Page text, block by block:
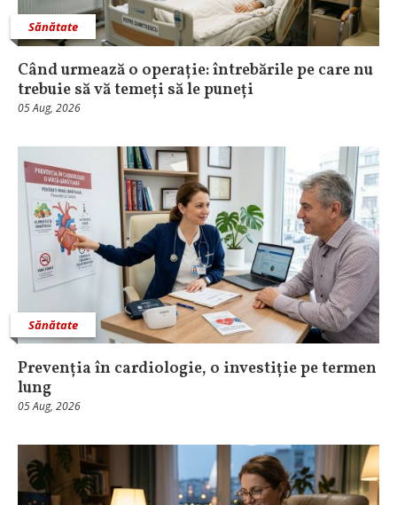
Sănătate
Când urmează o operație: întrebările pe care nu
trebuie să vă temeți să le puneți
05 Aug, 2026
Sănătate
Prevenția în cardiologie, o investiție pe termen
lung
05 Aug, 2026